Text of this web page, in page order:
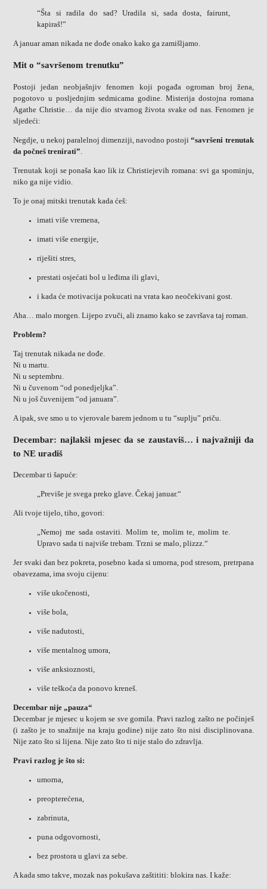
“Šta si radila do sad? Uradila si, sada dosta, fairunt,
kapiraš!”
A januar aman nikada ne dođe onako kako ga zamišljamo.
Mit o “savršenom trenutku”
Postoji jedan neobjašnjiv fenomen koji pogađa ogroman broj žena,
pogotovo u posljednjim sedmicama godine. Misterija dostojna romana
Agathe Christie… da nije dio stvarnog života svake od nas. Fenomen je
sljedeći:
Negdje, u nekoj paralelnoj dimenziji, navodno postoji“savršeni trenutak
da počneš trenirati”
Trenutak koji se ponaša kao lik iz Christiejevih romana: svi ga spominju,
niko ga nije vidio.
To je onaj mitski trenutak kada ćeš:
imati više vremena,
imati više energije,
riješiti stres,
prestati osjećati bol u leđima ili glavi,
i kada će motivacija pokucati na vrata kao neočekivani gost.
Aha… malo morgen. Lijepo zvuči, ali znamo kako se završava taj roman.
Problem?
Taj trenutak nikada ne dođe.
Ni u martu.
Ni u septembru.
Ni u čuvenom “od ponedjeljka”.
Ni u još čuvenijem “od januara”.
A ipak, sve smo u to vjerovale barem jednom u tu “suplju” priču.
Decembar: najlakši mjesec da se zaustaviš… i najvažniji da
to NE uradiš
Decembar ti šapuće:
„Previše je svega preko glave. Čekaj januar.“
Ali tvoje tijelo, tiho, govori:
„Nemoj me sada ostaviti. Molim te, molim te, molim te.
Upravo sada ti najviše trebam. Trzni se malo, plizzz.“
Jer svaki dan bez pokreta, posebno kada si umorna, pod stresom, pretrpana
obavezama, ima svoju cijenu:
više ukočenosti,
više bola,
više nadutosti,
više mentalnog umora,
više anksioznosti,
više teškoća da ponovo kreneš.
Decembar nije „pauza“
Decembar je mjesec u kojem se sve gomila. Pravi razlog zašto ne počinješ
(i zašto je to snažnije na kraju godine) nije zato što nisi disciplinovana.
Nije zato što si lijena. Nije zato što ti nije stalo do zdravlja.
Pravi razlog je što si:
umorna,
preopterećena,
zabrinuta,
puna odgovornosti,
bez prostora u glavi za sebe.
A kada smo takve, mozak nas pokušava zaštititi: blokira nas. I kaže: